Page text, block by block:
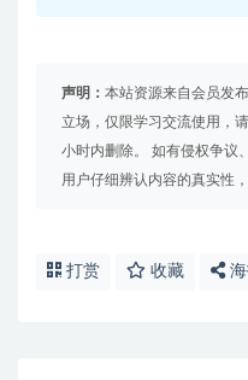
声明： 本站资源来自会员发
立场，仅限学习交流使用，
小时内删除。 如有侵权争议
用户仔细辨认内容的真实性
打赏 收藏 海